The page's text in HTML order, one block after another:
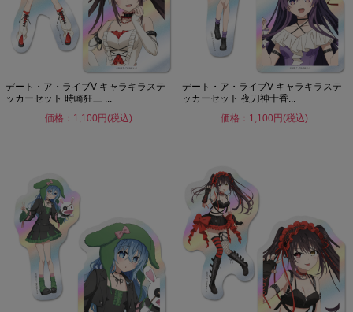
デート・ア・ライブV キャラキラステ
ッカーセット 時崎狂三 ...
価格：1,100円(税込)
デート・ア・ライブV キャラキラステ
ッカーセット 夜刀神十香...
価格：1,100円(税込)